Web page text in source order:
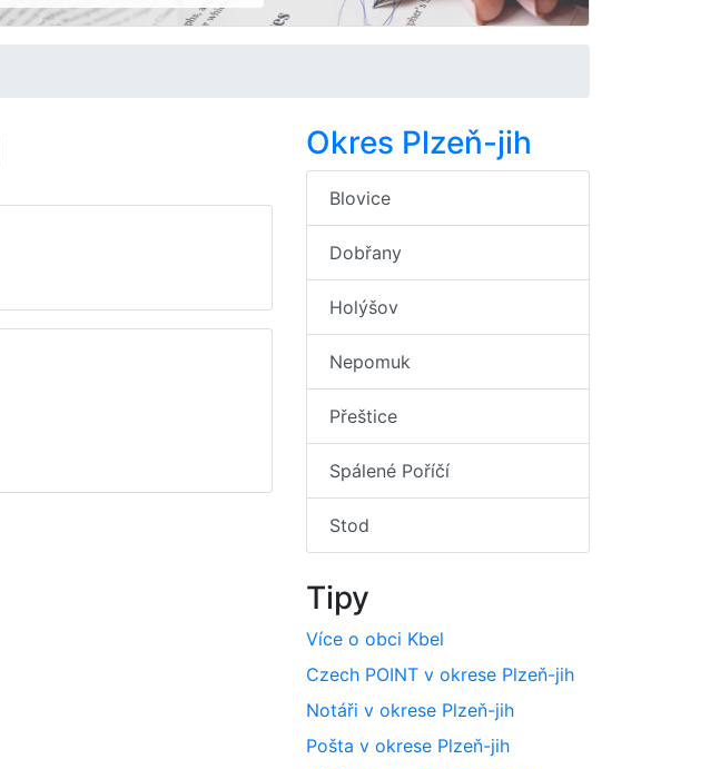
Okres Plzeň-jih
Blovice
Dobřany
Holýšov
Nepomuk
Přeštice
Spálené Poříčí
Stod
Tipy
Více o obci Kbel
Czech POINT v okrese Plzeň-jih
Notáři v okrese Plzeň-jih
Pošta v okrese Plzeň-jih